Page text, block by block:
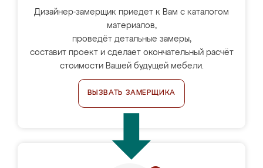
Дизайнер-замерщик приедет к Вам с каталогом
материалов,
проведёт детальные замеры,
составит проект и сделает окончательный расчёт
стоимости Вашей будущей мебели.
ВЫЗВАТЬ ЗАМЕРЩИКА